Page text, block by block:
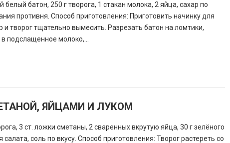
белый батон, 250 г творога, 1 стакан молока, 2 яйца, сахар по
противня. Способ приготовления: Приготовить начинку для
и творог тщательно вымесить. Разрезать батон на ломтики,
подслащенное молоко,...
ЯЙЦАМИ И ЛУКОМ
3 ст. ложки сметаны, 2 сваренных вкрутую яйца, 30 г зелёного
салата, соль по вкусу. Способ приготовления: Творог растереть со